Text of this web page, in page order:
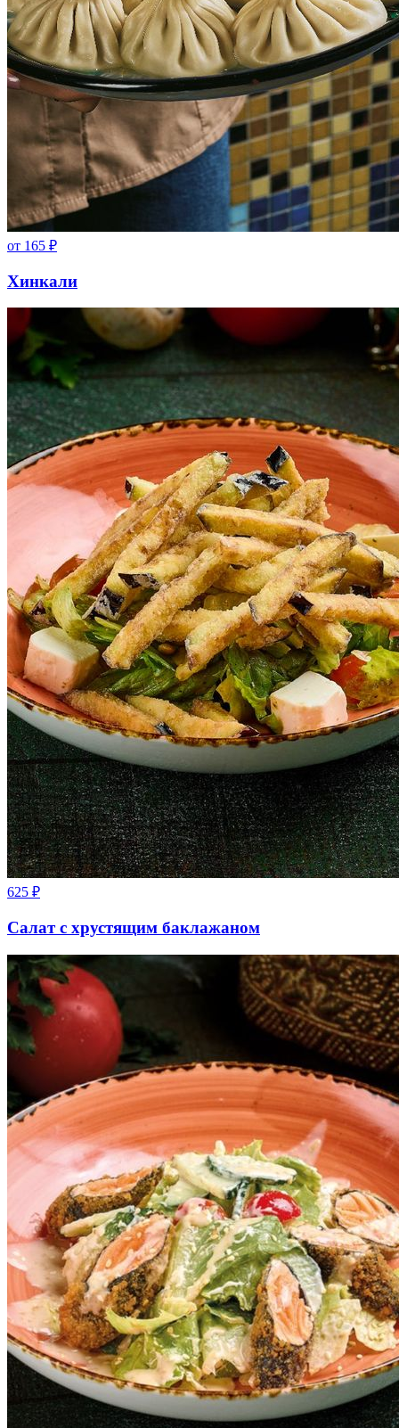
от 165 ₽
Хинкали
625 ₽
Салат с хрустящим баклажаном